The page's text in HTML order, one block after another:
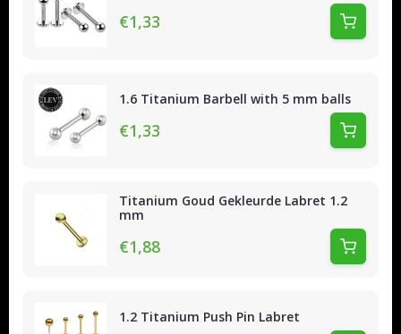
€1,33
1.6 Titanium Barbell with 5 mm balls
€1,33
Titanium Goud Gekleurde Labret 1.2
mm
€1,88
1.2 Titanium Push Pin Labret